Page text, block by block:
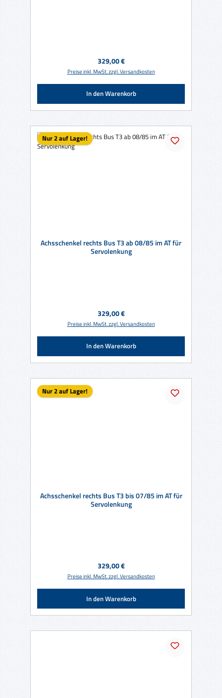
Regulärer Preis:
329,00 €
Preise inkl. MwSt. zzgl. Versandkosten
In den Warenkorb
Nur 2 auf Lager!
Achsschenkel rechts Bus T3 ab 08/85 im AT für
Servolenkung
Regulärer Preis:
329,00 €
Preise inkl. MwSt. zzgl. Versandkosten
In den Warenkorb
Nur 2 auf Lager!
Achsschenkel rechts Bus T3 bis 07/85 im AT für
Servolenkung
Regulärer Preis:
329,00 €
Preise inkl. MwSt. zzgl. Versandkosten
In den Warenkorb